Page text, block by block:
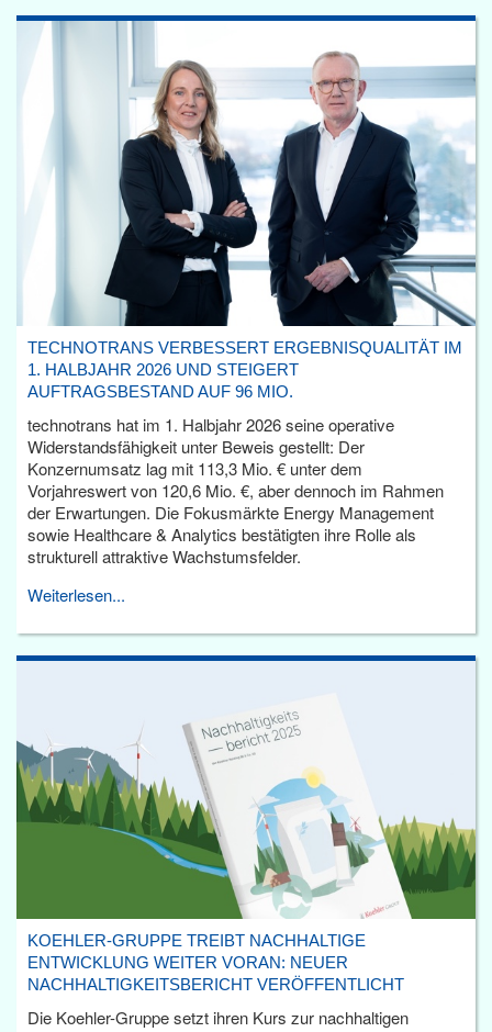
TECHNOTRANS VERBESSERT ERGEBNISQUALITÄT IM
1. HALBJAHR 2026 UND STEIGERT
AUFTRAGSBESTAND AUF 96 MIO.
technotrans hat im 1. Halbjahr 2026 seine operative
Widerstandsfähigkeit unter Beweis gestellt: Der
Konzernumsatz lag mit 113,3 Mio. € unter dem
Vorjahreswert von 120,6 Mio. €, aber dennoch im Rahmen
der Erwartungen. Die Fokusmärkte Energy Management
sowie Healthcare & Analytics bestätigten ihre Rolle als
strukturell attraktive Wachstumsfelder.
Weiterlesen...
KOEHLER-GRUPPE TREIBT NACHHALTIGE
ENTWICKLUNG WEITER VORAN: NEUER
NACHHALTIGKEITSBERICHT VERÖFFENTLICHT
Die Koehler-Gruppe setzt ihren Kurs zur nachhaltigen